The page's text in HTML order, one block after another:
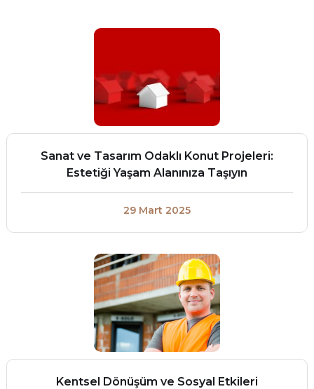
Sanat ve Tasarım Odaklı Konut Projeleri:
Estetiği Yaşam Alanınıza Taşıyın
29 Mart 2025
Kentsel Dönüşüm ve Sosyal Etkileri